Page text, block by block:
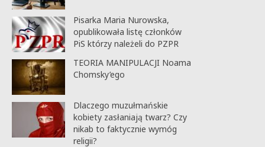
Pisarka Maria Nurowska,
opublikowała listę członków
PiS którzy należeli do PZPR
TEORIA MANIPULACJI Noama
Chomsky’ego
Dlaczego muzułmańskie
kobiety zasłaniają twarz? Czy
nikab to faktycznie wymóg
religii?